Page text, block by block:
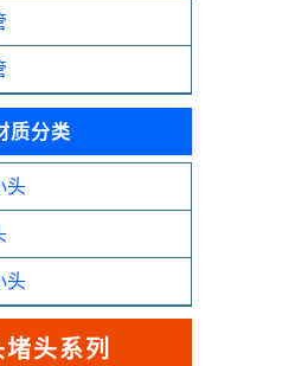
质分类
头
头
头系列